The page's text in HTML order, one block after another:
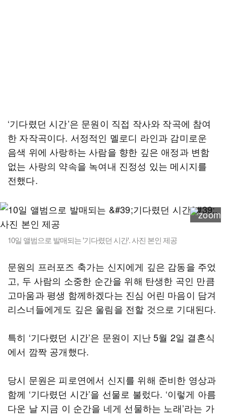
‘기다렸던 시간’은 문원이 직접 작사와 작곡에 참여
한 자작곡이다. 서정적인 멜로디 라인과 감미로운
음색 위에 사랑하는 사람을 향한 깊은 애정과 변함
없는 사랑의 약속을 녹여내 진정성 있는 메시지를
전했다.
10일 앨범으로 발매되는 '기다렸던 시간'. 사진 본인 제공
문원의 프러포즈 축가는 신지에게 깊은 감동을 주었
고, 두 사람의 소중한 순간을 위해 탄생한 곡인 만큼
고마움과 평생 함께하겠다는 진심 어린 마음이 담겨
리스너들에게도 깊은 울림을 전할 것으로 기대된다.
특히 ‘기다렸던 시간’은 문원이 지난 5월 2일 결혼식
에서 깜짝 공개했다.
당시 문원은 피로연에서 신지를 위해 준비한 영상과
함께 ‘기다렸던 시간’을 선물로 불렀다. ‘이렇게 아름
다운 날 지금 이 순간을 네게 선물하는 노래’라는 가